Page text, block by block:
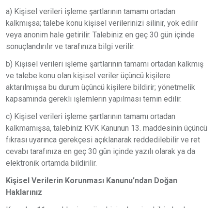
a) Kişisel verileri işleme şartlarının tamamı ortadan
kalkmışsa; talebe konu kişisel verilerinizi silinir, yok edilir
veya anonim hale getirilir. Talebiniz en geç 30 gün içinde
sonuçlandırılır ve tarafınıza bilgi verilir.
b) Kişisel verileri işleme şartlarının tamamı ortadan kalkmış
ve talebe konu olan kişisel veriler üçüncü kişilere
aktarılmışsa bu durum üçüncü kişilere bildirir; yönetmelik
kapsamında gerekli işlemlerin yapılması temin edilir.
c) Kişisel verileri işleme şartlarının tamamı ortadan
kalkmamışsa, talebiniz KVK Kanunun 13. maddesinin üçüncü
fıkrası uyarınca gerekçesi açıklanarak reddedilebilir ve ret
cevabı tarafınıza en geç 30 gün içinde yazılı olarak ya da
elektronik ortamda bildirilir.
Kişisel Verilerin Korunması Kanunu'ndan Doğan
Haklarınız